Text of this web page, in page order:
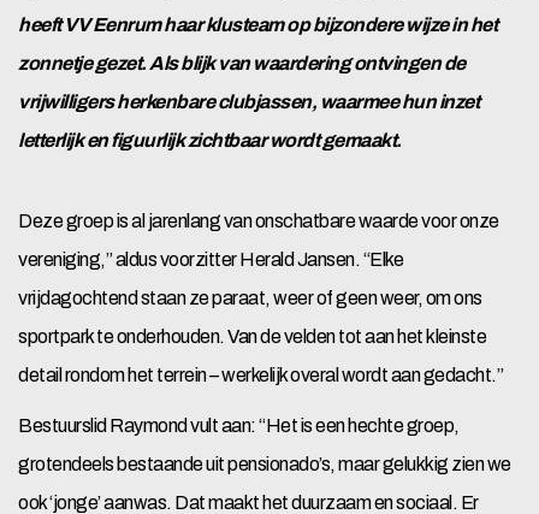
heeft VV Eenrum haar klusteam op bijzondere wijze in het
zonnetje gezet. Als blijk van waardering ontvingen de
vrijwilligers herkenbare clubjassen, waarmee hun inzet
letterlijk en figuurlijk zichtbaar wordt gemaakt.
Deze groep is al jarenlang van onschatbare waarde voor onze
vereniging,” aldus voorzitter Herald Jansen. “Elke
vrijdagochtend staan ze paraat, weer of geen weer, om ons
sportpark te onderhouden. Van de velden tot aan het kleinste
detail rondom het terrein – werkelijk overal wordt aan gedacht.”
Bestuurslid Raymond vult aan: “Het is een hechte groep,
grotendeels bestaande uit pensionado’s, maar gelukkig zien we
ook ‘jonge’ aanwas. Dat maakt het duurzaam en sociaal. Er